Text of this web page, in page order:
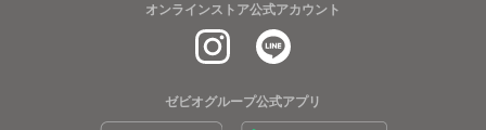
オンラインストア公式アカウント
ゼビオグループ公式アプリ